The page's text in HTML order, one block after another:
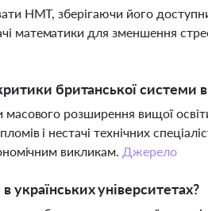
НМТ, зберігаючи його
математики для зменшення
британської системи
розширення вищої
і нестачі технічних
викликам. Джерело
університетах?